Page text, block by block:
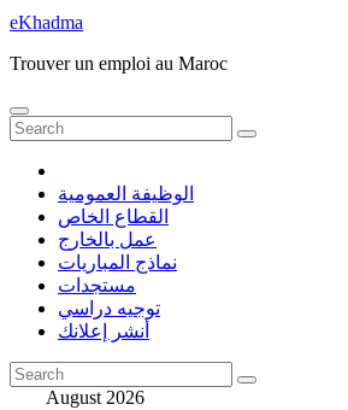
eKhadma
Trouver un emploi au Maroc
الوظيفة العمومية
القطاع الخاص
عمل بالخارج
نماذج المباريات
مستجدات
توجيه دراسي
أنشر إعلانك
August 2026